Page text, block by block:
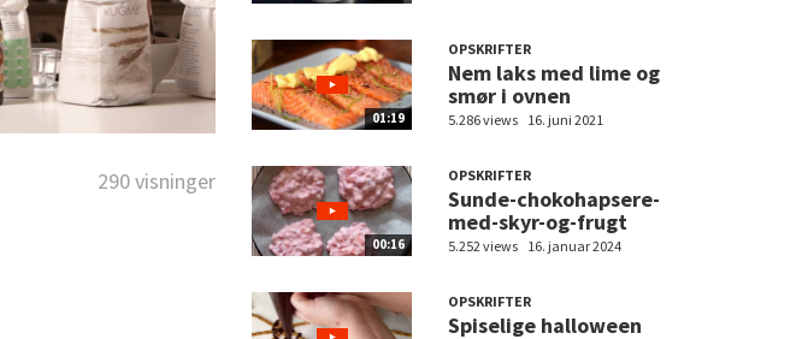
290 visninger
01:19
OPSKRIFTER
Nem laks med lime og
smør i ovnen
5.286 views 16. juni 2021
00:16
OPSKRIFTER
Sunde-chokohapsere-
med-skyr-og-frugt
5.252 views 16. januar 2024
OPSKRIFTER
Spiselige halloween